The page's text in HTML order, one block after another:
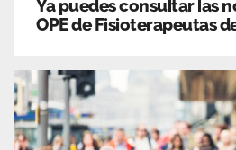
Ya puedes consultar las
OPE de Fisioterapeutas